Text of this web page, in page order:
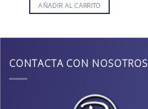
AÑADIR AL CARRITO
CONTACTA CON NOSOTROS